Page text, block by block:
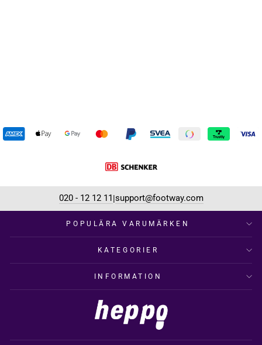
020 - 12 12 11 |support@footway.com
POPULÄRA VARUMÄRKEN
KATEGORIER
INFORMATION